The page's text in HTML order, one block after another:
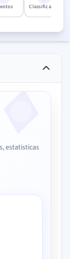
Classificação
estatisticas